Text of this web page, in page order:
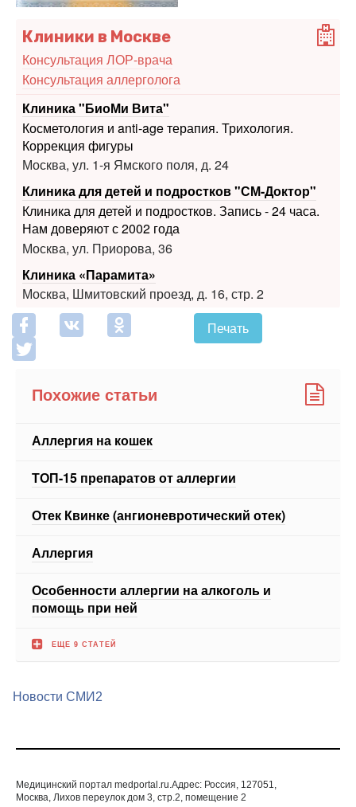
Консультация ЛОР-врача
Консультация аллерголога
Клиника "БиоМи Вита"
Косметология и anti-age терапия. Трихология.
Москва, ул. 1-я Ямского поля, д. 24
Клиника для детей и подростков "СМ-Доктор"
Клиника для детей и подростков. Запись - 24 часа.
Нам доверяют с 2002 года
Москва, ул. Приорова, 36
Клиника «Парамита»
Москва, Шмитовский проезд, д. 16, стр. 2
Похожие статьи
Аллергия на кошек
помощь при ней
ЕЩЕ 9 СТАТЕЙ
Новости СМИ2
Москва, Лихов переулок дом 3, стр.2, помещение 2
использование материалов допускается только с
письменногосогласия редакции.